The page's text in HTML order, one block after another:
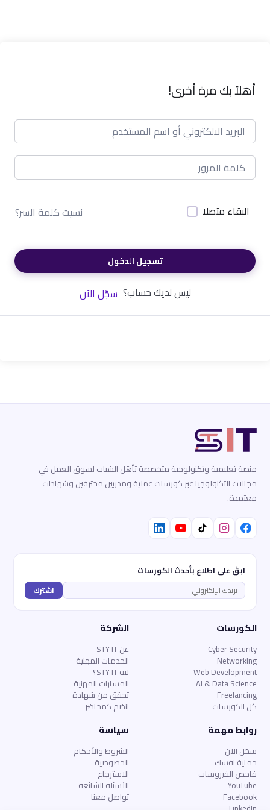
أهلاً بك مرة أخرى!
البقاء متصلا نسيت كلمة السر؟
تسجيل الدخول
ليس لديك حساب؟ سجّل الآن
منصة تعليمية وتكنولوجية متخصصة تأهّل الشباب لسوق العمل في
مجالات التكنولوجيا عبر كورسات عملية ومدربين محترفين وشهادات
معتمدة.
ابقَ على اطلاع بأحدث الكورسات
اشترك
الكورسات
Cyber Security
Networking
Web Development
AI & Data Science
Freelancing
كل الكورسات
الشركة
عن STY IT
الخدمات المهنية
ليه STY IT؟
المسارات المهنية
تحقق من شهادة
انضم كمحاضر
روابط مهمة
سجّل الآن
حماية نفسك
فاحص الفيروسات
YouTube
Facebook
سياسة
الشروط والأحكام
الخصوصية
الاسترجاع
الأسئلة الشائعة
تواصل معنا